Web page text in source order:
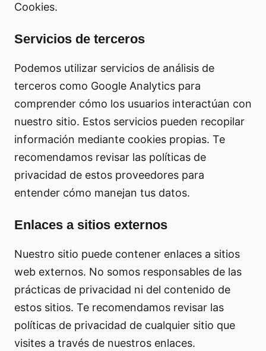
Cookies.
Servicios de terceros
Podemos utilizar servicios de análisis de
terceros como Google Analytics para
comprender cómo los usuarios interactúan con
nuestro sitio. Estos servicios pueden recopilar
información mediante cookies propias. Te
recomendamos revisar las políticas de
privacidad de estos proveedores para
entender cómo manejan tus datos.
Enlaces a sitios externos
Nuestro sitio puede contener enlaces a sitios
web externos. No somos responsables de las
prácticas de privacidad ni del contenido de
estos sitios. Te recomendamos revisar las
políticas de privacidad de cualquier sitio que
visites a través de nuestros enlaces.